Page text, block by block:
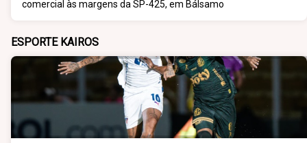
comercial às margens da SP-425, em Bálsamo
ESPORTE KAIROS